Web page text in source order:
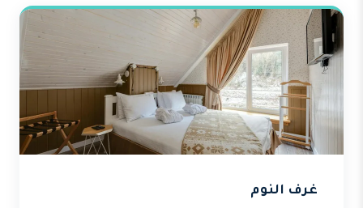
غرف النوم